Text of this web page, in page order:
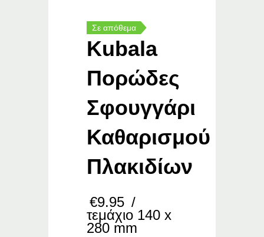
Σε απόθεμα
Kubala
Πορώδες
Σφουγγάρι
Καθαρισμού
Πλακιδίων
€9.95 /
τεμάχιο 140 x
280 mm